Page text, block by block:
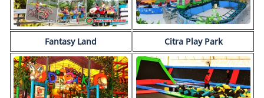
Fantasy Land Citra Play Park